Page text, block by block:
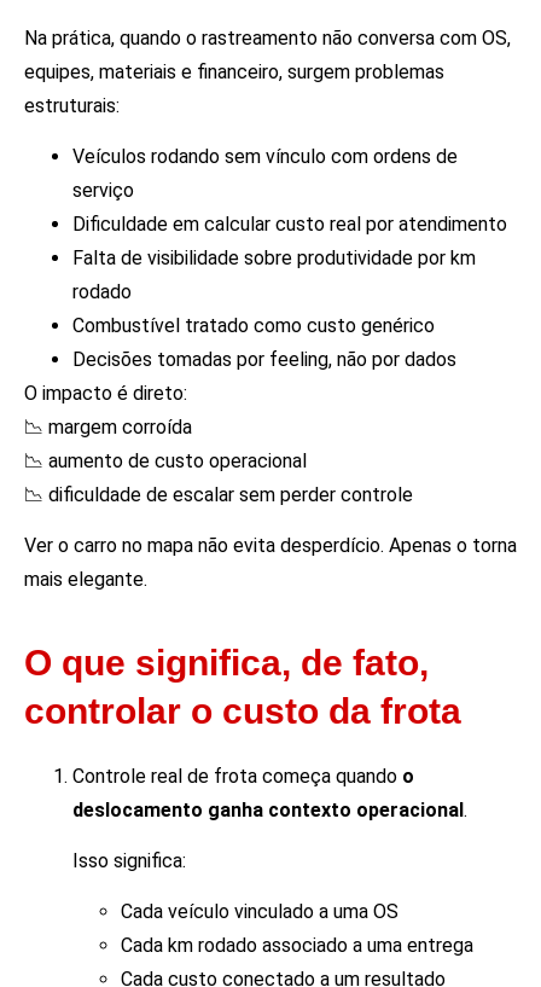
Na prática, quando o rastreamento não conversa com OS,
equipes, materiais e financeiro, surgem problemas
estruturais:
Veículos rodando sem vínculo com ordens de
serviço
Dificuldade em calcular custo real por atendimento
Falta de visibilidade sobre produtividade por km
rodado
Combustível tratado como custo genérico
Decisões tomadas por feeling, não por dados
O impacto é direto:
📉 margem corroída
📉 aumento de custo operacional
📉 dificuldade de escalar sem perder controle
Ver o carro no mapa não evita desperdício. Apenas o torna
mais elegante.
O que significa, de fato,
controlar o custo da frota
Controle real de frota começa quando o
deslocamento ganha contexto operacional.
Isso significa:
Cada veículo vinculado a uma OS
Cada km rodado associado a uma entrega
Cada custo conectado a um resultado